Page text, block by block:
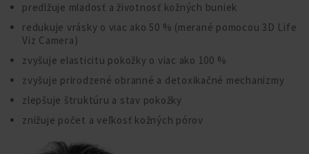
predlžuje mladosť a životnosť kožných buniek
redukuje vrásky o viac ako 50 % (merané pomocou 3D Life
Viz Camera)
zvyšuje elasticitu pokožky o viac ako 100 %
zvyšuje prirodzené obranné a detoxikačné mechanizmy
zlepšuje štruktúru a stav pokožky
znižuje počet a veľkosť kožných pórov